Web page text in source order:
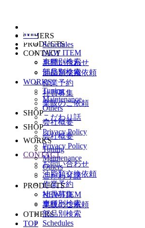
OTHERS
Schedules
CONTACT
お問い合わせ
油脂類交換依頼
作業予約
社員募集
業販のご依頼
SHOP
会社概要
Privacy Policy
WORKS
Tuning
Maintenance
Others
こだわり話
PRODUCTS
NEW ITEM
車種別検索
部品別検索
TOP
TOP
PRODUCTS
NEW ITEM
車種別検索
部品別検索
WORKS
Tuning
Maintenance
Others
こだわり話
SHOP
会社概要
Privacy Policy
CONTACT
お問い合わせ
油脂類交換依頼
作業予約
社員募集
業販のご依頼
OTHERS
Schedules